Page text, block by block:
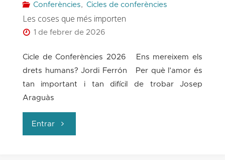
Conferències, Cicles de conferències
Les coses que més importen
1 de febrer de 2026
Cicle de Conferències 2026 Ens mereixem els
drets humans? Jordi Ferrón Per què l’amor és
tan important i tan difícil de trobar Josep
Araguàs
Entrar"Les